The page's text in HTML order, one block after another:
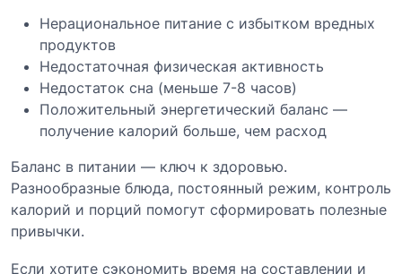
Нерациональное питание с избытком вредных
продуктов
Недостаточная физическая активность
Недостаток сна (меньше 7-8 часов)
Положительный энергетический баланс —
получение калорий больше, чем расход
Баланс в питании — ключ к здоровью.
Разнообразные блюда, постоянный режим, контроль
калорий и порций помогут сформировать полезные
привычки.
Если хотите сэкономить время на составлении и